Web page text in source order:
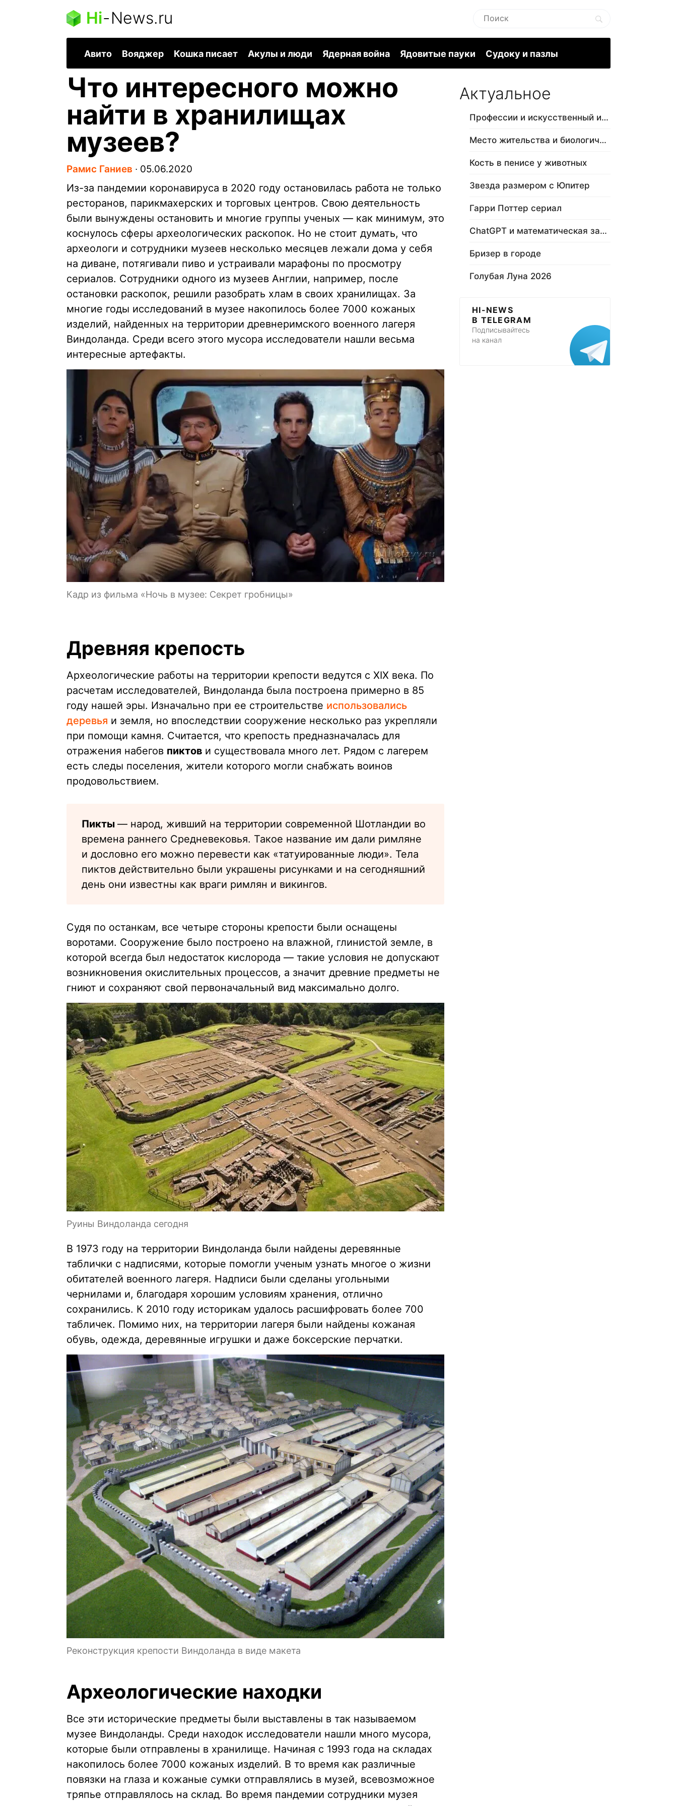
Hi-News.ru
Авито Вояджер Кошка писает Акулы и люди Ядерная война Ядовитые пауки Судоку и пазлы
Что интересного можно
найти в хранилищах
музеев?
Рамис Ганиев ∙ 05.06.2020
Из-за пандемии коронавируса в 2020 году остановилась работа не только
ресторанов, парикмахерских и торговых центров. Свою деятельность
были вынуждены остановить и многие группы ученых — как минимум, это
коснулось сферы археологических раскопок. Но не стоит думать, что
археологи и сотрудники музеев несколько месяцев лежали дома у себя
на диване, потягивали пиво и устраивали марафоны по просмотру
сериалов. Сотрудники одного из музеев Англии, например, после
остановки раскопок, решили разобрать хлам в своих хранилищах. За
многие годы исследований в музее накопилось более 7000 кожаных
изделий, найденных на территории древнеримского военного лагеря
Виндоланда. Среди всего этого мусора исследователи нашли весьма
интересные артефакты.
Кадр из фильма «Ночь в музее: Секрет гробницы»
Древняя крепость
Археологические работы на территории крепости ведутся с XIX века. По
расчетам исследователей, Виндоланда была построена примерно в 85
году нашей эры. Изначально при ее строительстве использовались
деревья и земля, но впоследствии сооружение несколько раз укрепляли
при помощи камня. Считается, что крепость предназначалась для
отражения набегов пиктов и существовала много лет. Рядом с лагерем
есть следы поселения, жители которого могли снабжать воинов
продовольствием.
Пикты — народ, живший на территории современной Шотландии во
времена раннего Средневековья. Такое название им дали римляне
и дословно его можно перевести как «татуированные люди». Тела
пиктов действительно были украшены рисунками и на сегодняшний
день они известны как враги римлян и викингов.
Судя по останкам, все четыре стороны крепости были оснащены
воротами. Сооружение было построено на влажной, глинистой земле, в
которой всегда был недостаток кислорода — такие условия не допускают
возникновения окислительных процессов, а значит древние предметы не
гниют и сохраняют свой первоначальный вид максимально долго.
Руины Виндоланда сегодня
В 1973 году на территории Виндоланда были найдены деревянные
таблички с надписями, которые помогли ученым узнать многое о жизни
обитателей военного лагеря. Надписи были сделаны угольными
чернилами и, благодаря хорошим условиям хранения, отлично
сохранились. К 2010 году историкам удалось расшифровать более 700
табличек. Помимо них, на территории лагеря были найдены кожаная
обувь, одежда, деревянные игрушки и даже боксерские перчатки.
Реконструкция крепости Виндоланда в виде макета
Археологические находки
Все эти исторические предметы были выставлены в так называемом
музее Виндоланды. Среди находок исследователи нашли много мусора,
которые были отправлены в хранилище. Начиная с 1993 года на складах
накопилось более 7000 кожаных изделий. В то время как различные
повязки на глаза и кожаные сумки отправлялись в музей, всевозможное
тряпье отправлялось на склад. Во время пандемии сотрудники музея
Актуальное
Профессии и искусственный интеллект
Место жительства и биологический в…
Кость в пенисе у животных
Звезда размером с Юпитер
Гарри Поттер сериал
ChatGPT и математическая задача
Бризер в городе
Голубая Луна 2026
HI-NEWS
В TELEGRAM
Подписывайтесь
на канал